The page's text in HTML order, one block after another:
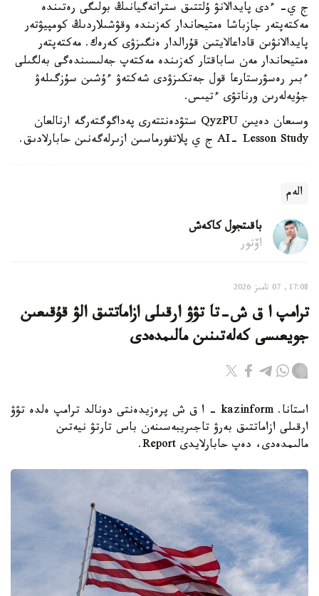
ج ي- ءدى پايدالانۋ ۇلتتىق ستراتەگيانىڭ بولىگى رەتىندە
مەكتەپتەر جازباشا ەمتيحاندار كەزىندە وقۋشىلاردىڭ كومپيۋتەر
پايدالانۋىن قاداعالايتىن قۇرالدار ەنگىزۋى كەرەك. مەكتەپتەر
ەمتيحاندار مەن ساباقتار كەزىندە مەكتەپ جەلىسىندەگى بەلگىلى
ءبىر رەسۋرستارعا قول جەتكىزۋدى شەكتەۋ ءۇشىن سۇزگىلەۋ
جۇيەلەرىن ورناتۋى ءتيىس.
وسىعان دەيىن QyzPU ستۋدەنتتەرى پەداگوگتەرگە ارنالعان
AI- Lesson Study ج ي پلاتفورماسىن ازىرلەگەنىن حابارلادىق.
الەم
باقىتجول كاكەش
اۆتور
17:08, 07 تامىز 2026
ترامپ ا ق ش-تا تۋۋ ارقىلى ازاماتتىق الۋ قۇقىعىن
جويعىسى كەلەتىنىن مالىمدەدى
استانا. kazinform - ا ق ش پرەزيدەنتى دونالد ترامپ ەلدە تۋۋ
ارقىلى ازاماتتىق بەرۋ تاجىريبەسىنەن باس تارتۋ نيەتىن
مالىمدەدى، دەپ حابارلايدى Report.